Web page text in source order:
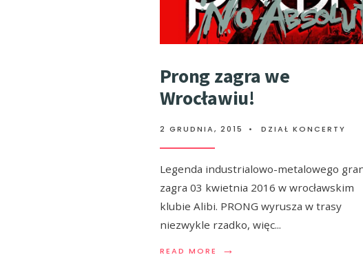
Prong zagra we
Wrocławiu!
2 GRUDNIA, 2015 • DZIAŁ KONCERTY
Legenda industrialowo-metalowego
zagra 03 kwietnia 2016 w wrocławskim
klubie Alibi. PRONG wyrusza w trasy
niezwykle rzadko, więc...
READ MORE →